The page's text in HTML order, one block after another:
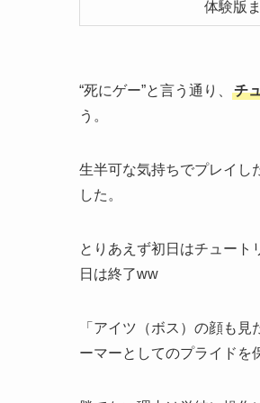
体験版
“死にゲー”と言う通り、
チ
う。
生半可な気持ちでプレイし
した。
とりあえず初日はチュート
日は終了ww
「アイツ（ボス）の顔も
ーマーとしてのプライドを